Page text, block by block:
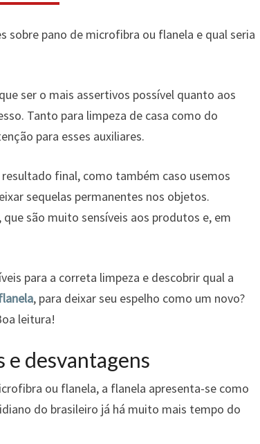
LIMPAR
sobre pano de microfibra ou flanela e qual seria
ser o mais assertivos possível quanto aos
Tanto para limpeza de casa como do
para esses auxiliares.
final, como também caso usemos
sequelas permanentes nos objetos.
são muito sensíveis aos produtos e, em
para a correta limpeza e descobrir qual a
, para deixar seu espelho como um novo?
leitura!
e desvantagens
ou flanela, a flanela apresenta-se como
do brasileiro já há muito mais tempo do